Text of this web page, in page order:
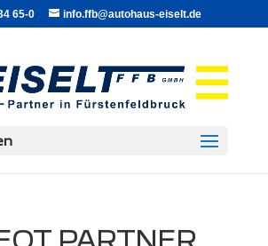
65-0 info.ffb@autohaus-eiselt.de